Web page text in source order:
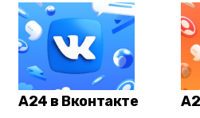
А24 в Вконтакте